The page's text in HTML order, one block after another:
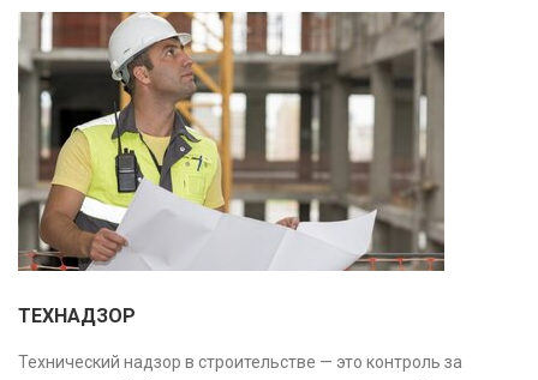
ТЕХНАДЗОР
Технический надзор в строительстве — это контроль за